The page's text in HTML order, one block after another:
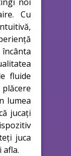
Cu
fluide
lumea
jucați
juca
afla.